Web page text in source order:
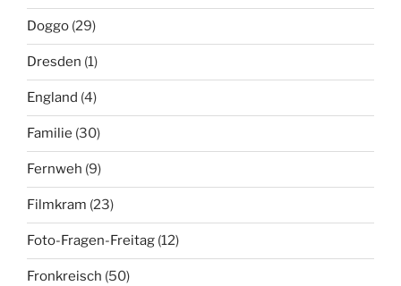
Doggo (29)
Dresden (1)
England (4)
Familie (30)
Fernweh (9)
Filmkram (23)
Foto-Fragen-Freitag (12)
Fronkreisch (50)